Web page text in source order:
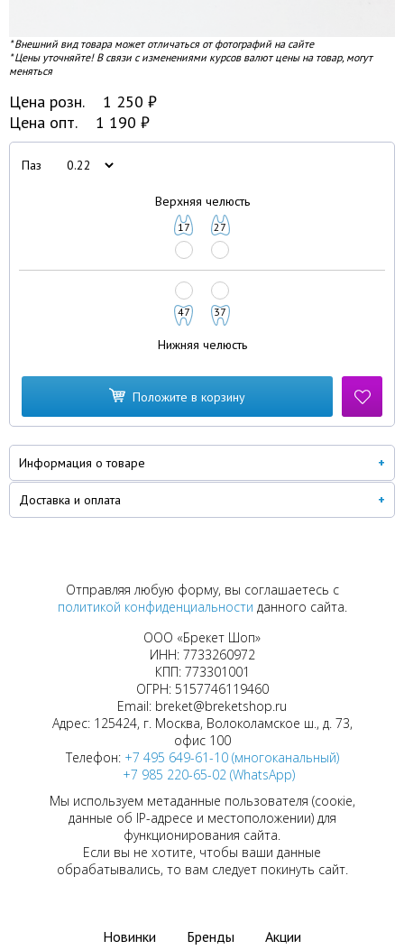
* Внешний вид товара может отличаться от фотографий на сайте
* Цены уточняйте! В связи с изменениями курсов валют цены на товар, могут
меняться
Цена розн. 1 250 ₽
Цена опт.
1 190 ₽
Паз
Верхняя челюсть
17 27
Нижняя челюсть
47 37
Положите в корзину
Информация о товаре
Доставка и оплата
Отправляя любую форму, вы соглашаетесь с
политикой конфиденциальности данного сайта.
ООО «Брекет Шоп»
ИНН: 7733260972
КПП: 773301001
ОГРН: 5157746119460
Email: breket@breketshop.ru
Адрес: 125424, г. Москва, Волоколамское ш., д. 73,
офис 100
Телефон: +7 495 649-61-10 (многоканальный)
+7 985 220-65-02 (WhatsApp)
Мы используем метаданные пользователя (соокіе,
данные об IP-адресе и местоположении) для
функционирования сайта.
Если вы не хотите, чтобы ваши данные
обрабатывались, то вам следует покинуть сайт.
Новинки Бренды Акции